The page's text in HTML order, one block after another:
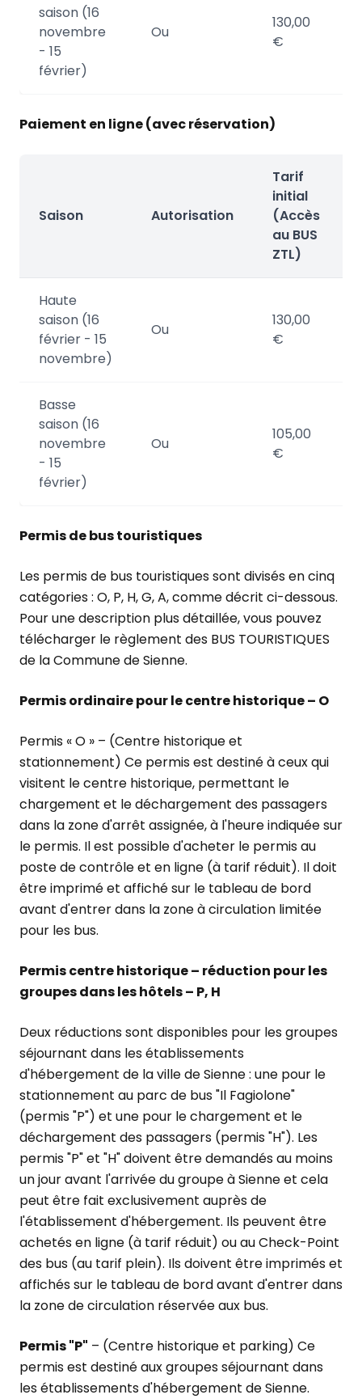
saison (16
novembre
- 15
février)
Ou
130,00
€
Paiement en ligne (avec réservation)
Saison Autorisation
Tarif
initial
(Accès
au BUS
ZTL)
Haute
saison (16
février - 15
novembre)
Ou
130,00
€
Basse
saison (16
novembre
- 15
février)
Ou
105,00
€
Permis de bus touristiques
Les permis de bus touristiques sont divisés en cinq
catégories : O, P, H, G, A, comme décrit ci-dessous.
Pour une description plus détaillée, vous pouvez
télécharger le règlement des BUS TOURISTIQUES
de la Commune de Sienne.
Permis ordinaire pour le centre historique – O
Permis « O » – (Centre historique et
stationnement) Ce permis est destiné à ceux qui
visitent le centre historique, permettant le
chargement et le déchargement des passagers
dans la zone d'arrêt assignée, à l'heure indiquée sur
le permis. Il est possible d'acheter le permis au
poste de contrôle et en ligne (à tarif réduit). Il doit
être imprimé et affiché sur le tableau de bord
avant d'entrer dans la zone à circulation limitée
pour les bus.
Permis centre historique – réduction pour les
groupes dans les hôtels – P, H
Deux réductions sont disponibles pour les groupes
séjournant dans les établissements
d'hébergement de la ville de Sienne : une pour le
stationnement au parc de bus "Il Fagiolone"
(permis "P") et une pour le chargement et le
déchargement des passagers (permis "H"). Les
permis "P" et "H" doivent être demandés au moins
un jour avant l'arrivée du groupe à Sienne et cela
peut être fait exclusivement auprès de
l'établissement d'hébergement. Ils peuvent être
achetés en ligne (à tarif réduit) ou au Check-Point
des bus (au tarif plein). Ils doivent être imprimés et
affichés sur le tableau de bord avant d'entrer dans
la zone de circulation réservée aux bus.
Permis "P" – (Centre historique et parking) Ce
permis est destiné aux groupes séjournant dans
les établissements d'hébergement de Sienne.